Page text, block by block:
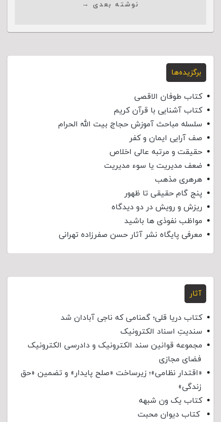
نوشته بعدی →
برگزیده‌ها
کتاب طوفان الاقصی
کتاب آشنایی با قرآن کریم
سلسله مباحث آموزش حجاج بیت الله الحرام
صف آرایی ایمان و کفر
حقیقت و مرتبه عالی اخلاص
ضعف مدیریت یا سوء مدیریت
هرهری مذهب
پنج گام حقیقی تا ظهور
ریزش و رویش در دو دیدگاه
مواظب نفوذی‌ ها باشید
معرفی پایگاه نشر آثار حسن صفرزاده تهرانی
آثار
کتاب دریا قلی؛ گمنامی که ناجی آبادان شد
سندیتِ اسناد الکترونیک
مجموعه قوانین سند الکترونیک و دادرسی الکترونیک
فضای مجازی
«اقتدار نظامی»؛ زیرساخت «صلح پایدار» و تضمین «حق
زندگی»
کتاب یک ون شبهه
کتاب دیوان محبت